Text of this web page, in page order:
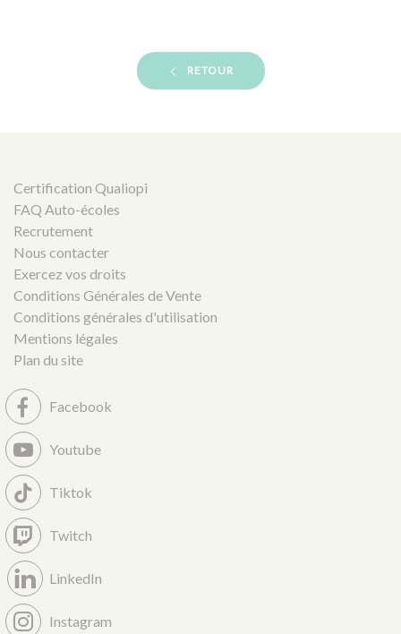
RETOUR
Certification Qualiopi
FAQ Auto-écoles
Recrutement
Nous contacter
Exercez vos droits
Conditions Générales de Vente
Conditions générales d'utilisation
Mentions légales
Plan du site
Facebook
Youtube
Tiktok
Twitch
LinkedIn
Instagram